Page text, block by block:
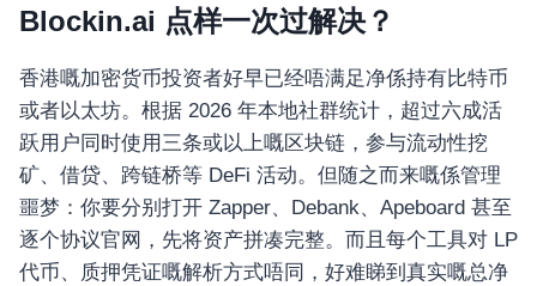
Blockin.ai 点样一次过解决？
香港嘅加密货币投资者好早已经唔满足净係持有比特币
或者以太坊。根据 2026 年本地社群统计，超过六成活
跃用户同时使用三条或以上嘅区块链，参与流动性挖
矿、借贷、跨链桥等 DeFi 活动。但随之而来嘅係管理
噩梦：你要分别打开 Zapper、Debank、Apeboard 甚至
逐个协议官网，先将资产拼凑完整。而且每个工具对 LP
代币、质押凭证嘅解析方式唔同，好难睇到真实嘅总净